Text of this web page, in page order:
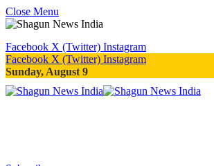
Close Menu
Facebook X (Twitter) Instagram
Facebook X (Twitter) Instagram
Sunday, August 9